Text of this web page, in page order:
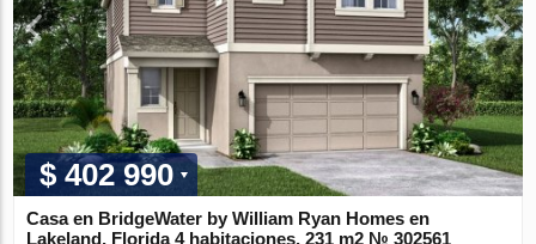
$ 402 990
Casa en BridgeWater by William Ryan Homes en
Lakeland, Florida 4 habitaciones, 231 m2 № 302561